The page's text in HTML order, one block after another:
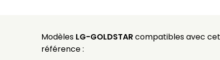
Modèles LG-GOLDSTARcompatibles avec
référence :